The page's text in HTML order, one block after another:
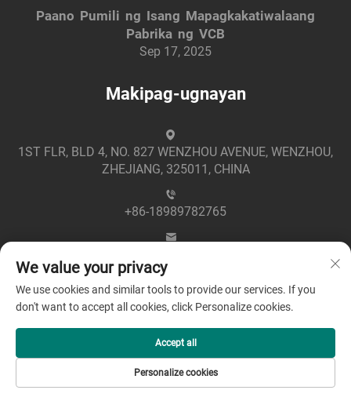
Paano Pumili ng Isang Mapagkakatiwalaang
Pabrika ng VCB
Sep 17, 2025
Makipag-ugnayan
1ST FLR, BLD 4, NO. 827 WENZHOU AVENUE, WENZHOU,
ZHEJIANG, 325011, CHINA
+86-18989782765
Copyright © 2025 by Zhejiang Greenpower Electric Co., Ltd
Patakaran sa Pagkapribado
We value your privacy
We use cookies and similar tools to provide our services. If you
don't want to accept all cookies, click Personalize cookies.
Personalize cookies
Accept all